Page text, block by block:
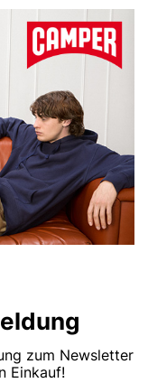
zum Newsletter
Einkauf!